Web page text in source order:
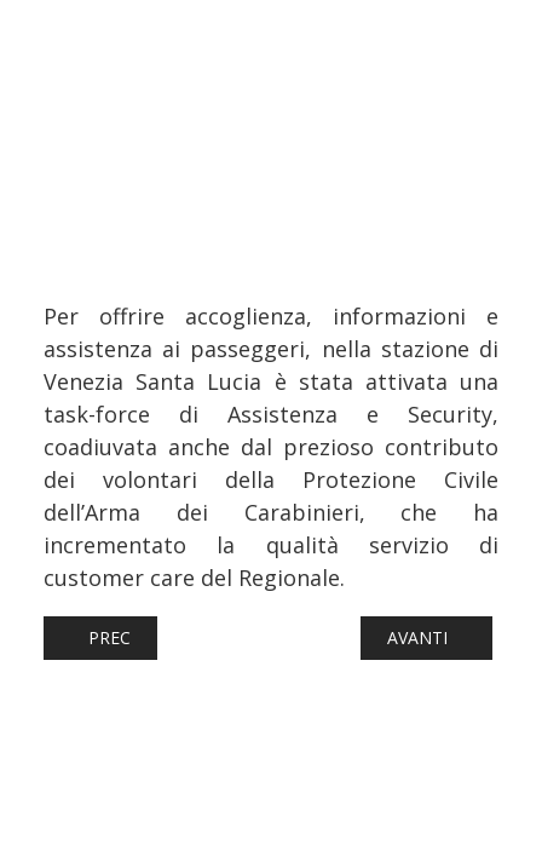
Per offrire accoglienza, informazioni e
assistenza ai passeggeri, nella stazione di
Venezia Santa Lucia è stata attivata una
task-force di Assistenza e Security,
coadiuvata anche dal prezioso contributo
dei volontari della Protezione Civile
dell’Arma dei Carabinieri, che ha
incrementato la qualità servizio di
customer care del Regionale.
ARTICOLO PRECEDENTE: FERROVIE: INDUSTRIA
PREC ARTICOLO
AVANTI